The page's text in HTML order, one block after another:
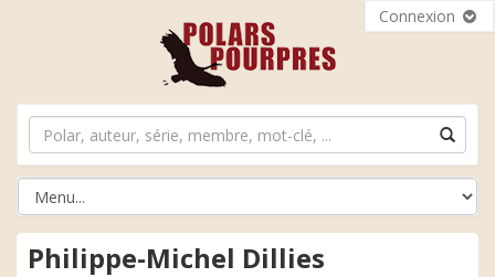
Connexion
Philippe-Michel Dillies